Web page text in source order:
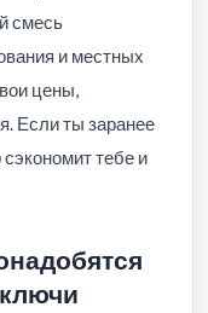
смесь
и местных
цены,
Если ты заранее
тебе и